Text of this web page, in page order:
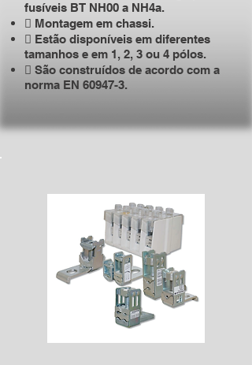
fusíveis BT NH00 a NH4a.
 Montagem em chassi.
 Estão disponíveis em diferentes
tamanhos e em 1, 2, 3 ou 4 pólos.
 São construídos de acordo com a
norma EN 60947-3.